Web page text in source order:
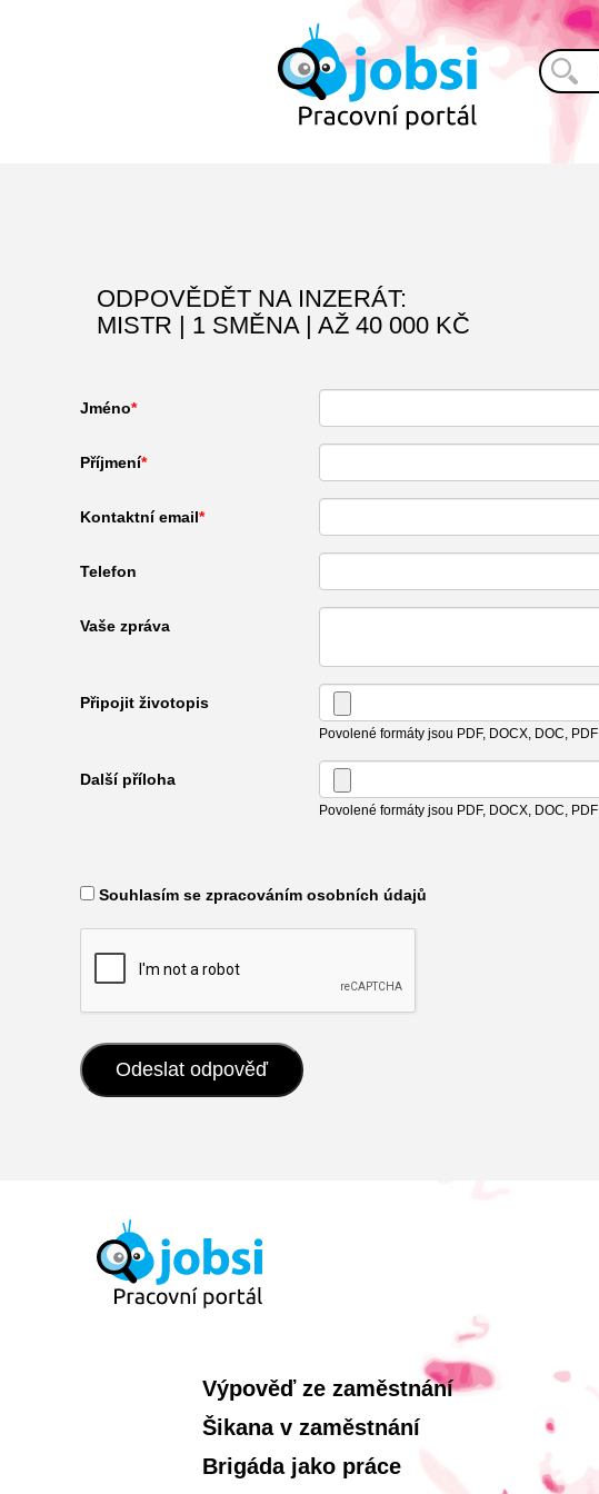
ODPOVĚDĚT NA INZERÁT:
MISTR | 1 SMĚNA | AŽ 40 000 KČ
Jméno
Příjmení
Kontaktní email
Telefon
Vaše zpráva
Připojit životopis
Povolené formáty jsou PDF, DOCX, DOC, PDF
Další příloha
Povolené formáty jsou PDF, DOCX, DOC, PDF
​ Souhlasím se zpracováním osobních údajů
Výpověď ze zaměstnání
Šikana v zaměstnání
Brigáda jako práce